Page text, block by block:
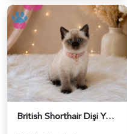
British Shorthair Dişi Yavrumuz 2 Aylık - 4647